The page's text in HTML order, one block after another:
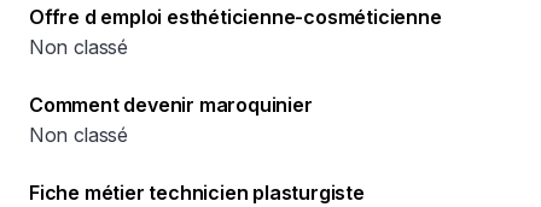
Offre d emploi esthéticienne-cosméticienne
Non classé
Comment devenir maroquinier
Non classé
Fiche métier technicien plasturgiste